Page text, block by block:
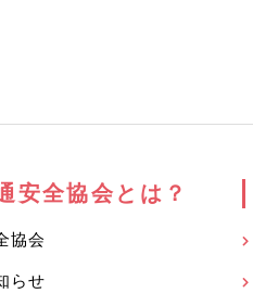
安全協会とは？
協会
らせ